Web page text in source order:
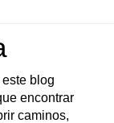
blog
encontrar
caminos,